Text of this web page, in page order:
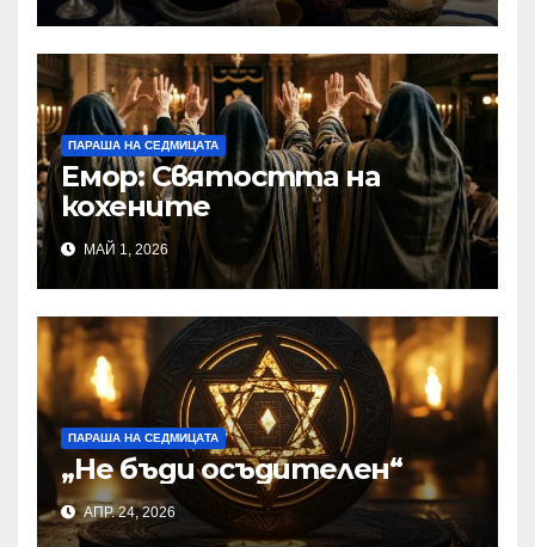
ПАРАША НА СЕДМИЦАТА
Емор: Святостта на
кохените
МАЙ 1, 2026
ПАРАША НА СЕДМИЦАТА
„Не бъди осъдителен“
АПР. 24, 2026